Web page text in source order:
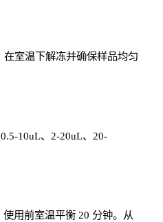
室温下解冻并确保样品均匀
0.5-10uL、 2-20uL、 20-
用前室温平衡 20 分钟。从